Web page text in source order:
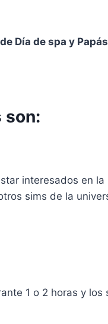
Día de spa y
son:
interesados en la
sims de la
1 o 2 horas y los